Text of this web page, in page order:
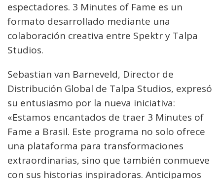
espectadores. 3 Minutes of Fame es un
formato desarrollado mediante una
colaboración creativa entre Spektr y Talpa
Studios.
Sebastian van Barneveld, Director de
Distribución Global de Talpa Studios, expresó
su entusiasmo por la nueva iniciativa:
«Estamos encantados de traer 3 Minutes of
Fame a Brasil. Este programa no solo ofrece
una plataforma para transformaciones
extraordinarias, sino que también conmueve
con sus historias inspiradoras. Anticipamos